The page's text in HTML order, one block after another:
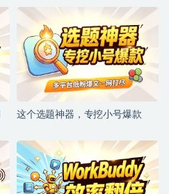
这个选题神器，专挖小号爆款